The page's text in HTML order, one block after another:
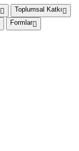
Toplumsal Katkı
Formlar